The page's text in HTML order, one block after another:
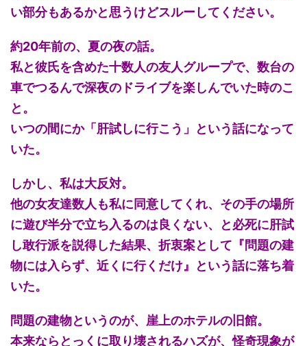
い部分もあるかと思うけどスルーしてください。
約20年前の、夏の夜の話。
私と彼氏を含めた十数人の友人グループで、数台の
車でつるんで深夜のドライブを楽しんでいた時のこ
と。
いつの間にか「肝試しに行こう」という話になって
いた。
しかし、私は大反対。
他の女友達数人も私に同意してくれ、その手の場所
に遊び半分で立ち入るのは良くない、と必死に肝試
し敢行派を説得した結果、折衷案として『問題の建
物には入らず、近くに行くだけ』という話に落ち着
いた。
問題の建物というのが、崖上のホテルの旧館。
本来ならとっくに取り壊されるハズが、怪奇現象が